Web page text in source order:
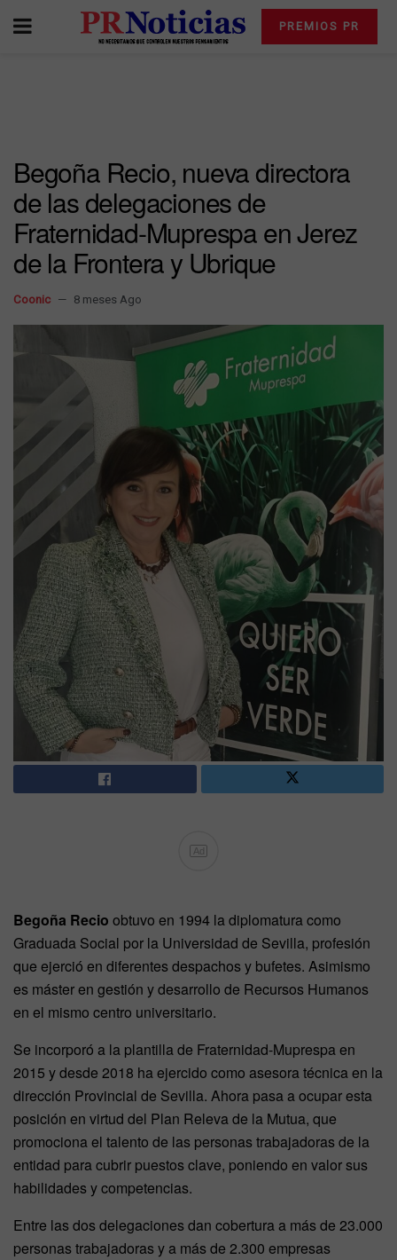
PREMIOS PR
Begoña Recio, nueva directora
de las delegaciones de
Fraternidad-Muprespa en Jerez
de la Frontera y Ubrique
Coonic 8 meses Ago
Ad
Begoña Recio obtuvo en 1994 la diplomatura como
Graduada Social por la Universidad de Sevilla, profesión
que ejerció en diferentes despachos y bufetes. Asimismo
es máster en gestión y desarrollo de Recursos Humanos
en el mismo centro universitario.
Se incorporó a la plantilla de Fraternidad-Muprespa en
2015 y desde 2018 ha ejercido como asesora técnica en la
dirección Provincial de Sevilla. Ahora pasa a ocupar esta
posición en virtud del Plan Releva de la Mutua, que
promociona el talento de las personas trabajadoras de la
entidad para cubrir puestos clave, poniendo en valor sus
habilidades y competencias.
Entre las dos delegaciones dan cobertura a más de 23.000
personas trabajadoras y a más de 2.300 empresas